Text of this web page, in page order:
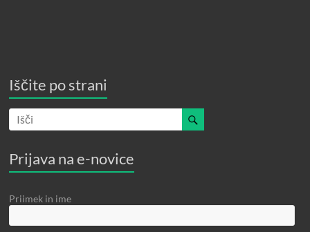
Iščite po strani
Prijava na e-novice
Priimek in ime